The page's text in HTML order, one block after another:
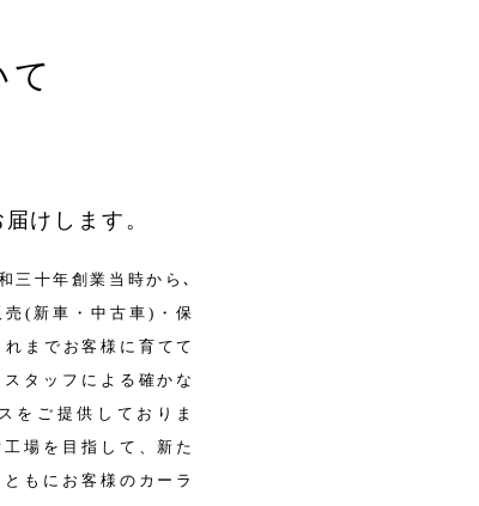
けします。
三十年創業当時から､
(新車・中古車)・保
までお客様に育てて
タッフによる確かな
をご提供しておりま
場を目指して、新た
もにお客様のカーラ